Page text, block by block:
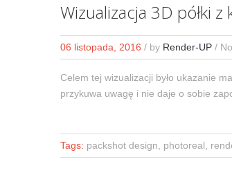
Wizualizacja 3D półki
06 listopada, 2016 / by Render-UP /
Celem tej wizualizacji było ukazanie
przykuwa uwagę i nie daje o sobie
Tags: packshot design, photoreal,